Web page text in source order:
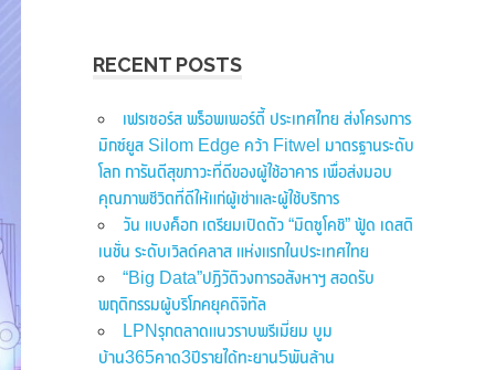
RECENT POSTS
เฟรเซอร์ส พร็อพเพอร์ตี้ ประเทศไทย ส่งโครงการ
มิกซ์ยูส Silom Edge คว้า Fitwel มาตรฐานระดับ
โลก การันตีสุขภาวะที่ดีของผู้ใช้อาคาร เพื่อส่งมอบ
คุณภาพชีวิตที่ดีให้แก่ผู้เช่าและผู้ใช้บริการ
วัน แบงค็อก เตรียมเปิดตัว “มิตซูโคชิ” ฟู้ด เดสติ
เนชั่น ระดับเวิลด์คลาส แห่งแรกในประเทศไทย
“Big Data”ปฏิวัติวงการอสังหาฯ สอดรับ
พฤติกรรมผู้บริโภคยุคดิจิทัล
LPNรุกตลาดแนวราบพรีเมี่ยม บูม
บ้าน365คาด3ปีรายได้ทะยาน5พันล้าน